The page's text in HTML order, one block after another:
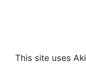
This site uses